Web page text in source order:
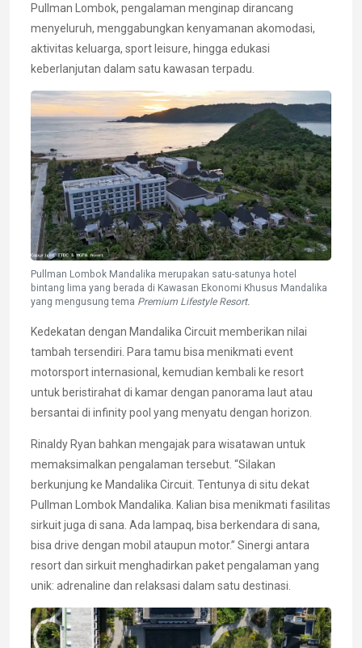
Pullman Lombok, pengalaman menginap dirancang
menyeluruh, menggabungkan kenyamanan akomodasi,
aktivitas keluarga, sport leisure, hingga edukasi
keberlanjutan dalam satu kawasan terpadu.
Pullman Lombok Mandalika merupakan satu-satunya hotel
bintang lima yang berada di Kawasan Ekonomi Khusus Mandalika
yang mengusung tema Premium Lifestyle Resort.
Kedekatan dengan Mandalika Circuit memberikan nilai
tambah tersendiri. Para tamu bisa menikmati event
motorsport internasional, kemudian kembali ke resort
untuk beristirahat di kamar dengan panorama laut atau
bersantai di infinity pool yang menyatu dengan horizon.
Rinaldy Ryan bahkan mengajak para wisatawan untuk
memaksimalkan pengalaman tersebut. “Silakan
berkunjung ke Mandalika Circuit. Tentunya di situ dekat
Pullman Lombok Mandalika. Kalian bisa menikmati fasilitas
sirkuit juga di sana. Ada lampaq, bisa berkendara di sana,
bisa drive dengan mobil ataupun motor.” Sinergi antara
resort dan sirkuit menghadirkan paket pengalaman yang
unik: adrenaline dan relaksasi dalam satu destinasi.